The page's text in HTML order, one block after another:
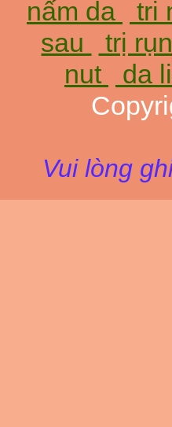
nấm da
tri
sau
trị
nut
da
Vui lòng